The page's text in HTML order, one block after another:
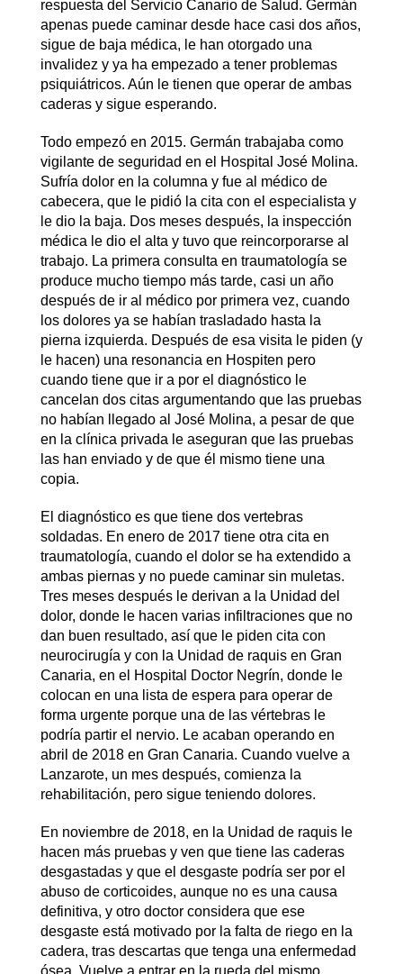
respuesta del Servicio Canario de Salud. Germán
apenas puede caminar desde hace casi dos años,
sigue de baja médica, le han otorgado una
invalidez y ya ha empezado a tener problemas
psiquiátricos. Aún le tienen que operar de ambas
caderas y sigue esperando.
Todo empezó en 2015. Germán trabajaba como
vigilante de seguridad en el Hospital José Molina.
Sufría dolor en la columna y fue al médico de
cabecera, que le pidió la cita con el especialista y
le dio la baja. Dos meses después, la inspección
médica le dio el alta y tuvo que reincorporarse al
trabajo. La primera consulta en traumatología se
produce mucho tiempo más tarde, casi un año
después de ir al médico por primera vez, cuando
los dolores ya se habían trasladado hasta la
pierna izquierda. Después de esa visita le piden (y
le hacen) una resonancia en Hospiten pero
cuando tiene que ir a por el diagnóstico le
cancelan dos citas argumentando que las pruebas
no habían llegado al José Molina, a pesar de que
en la clínica privada le aseguran que las pruebas
las han enviado y de que él mismo tiene una
copia.
El diagnóstico es que tiene dos vertebras
soldadas. En enero de 2017 tiene otra cita en
traumatología, cuando el dolor se ha extendido a
ambas piernas y no puede caminar sin muletas.
Tres meses después le derivan a la Unidad del
dolor, donde le hacen varias infiltraciones que no
dan buen resultado, así que le piden cita con
neurocirugía y con la Unidad de raquis en Gran
Canaria, en el Hospital Doctor Negrín, donde le
colocan en una lista de espera para operar de
forma urgente porque una de las vértebras le
podría partir el nervio. Le acaban operando en
abril de 2018 en Gran Canaria. Cuando vuelve a
Lanzarote, un mes después, comienza la
rehabilitación, pero sigue teniendo dolores.
En noviembre de 2018, en la Unidad de raquis le
hacen más pruebas y ven que tiene las caderas
desgastadas y que el desgaste podría ser por el
abuso de corticoides, aunque no es una causa
definitiva, y otro doctor considera que ese
desgaste está motivado por la falta de riego en la
cadera, tras descartas que tenga una enfermedad
ósea. Vuelve a entrar en la rueda del mismo